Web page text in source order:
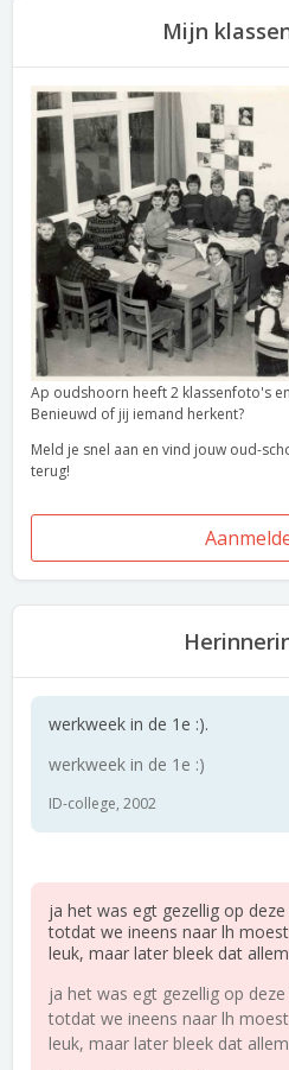
Mijn
Ap oudshoorn heeft 2 klassenfoto's
Benieuwd of jij iemand herkent?
Meld je snel aan en vind jouw oud-
terug!
werkweek in de 1e :).
werkweek in de 1e :)
ID-college, 2002
ja het was egt gezellig op
totdat we ineens naar lh
leuk, maar later bleek dat
ja het was egt gezellig op
totdat we ineens naar lh
leuk, maar later bleek dat